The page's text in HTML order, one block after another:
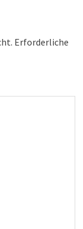
Erforderliche